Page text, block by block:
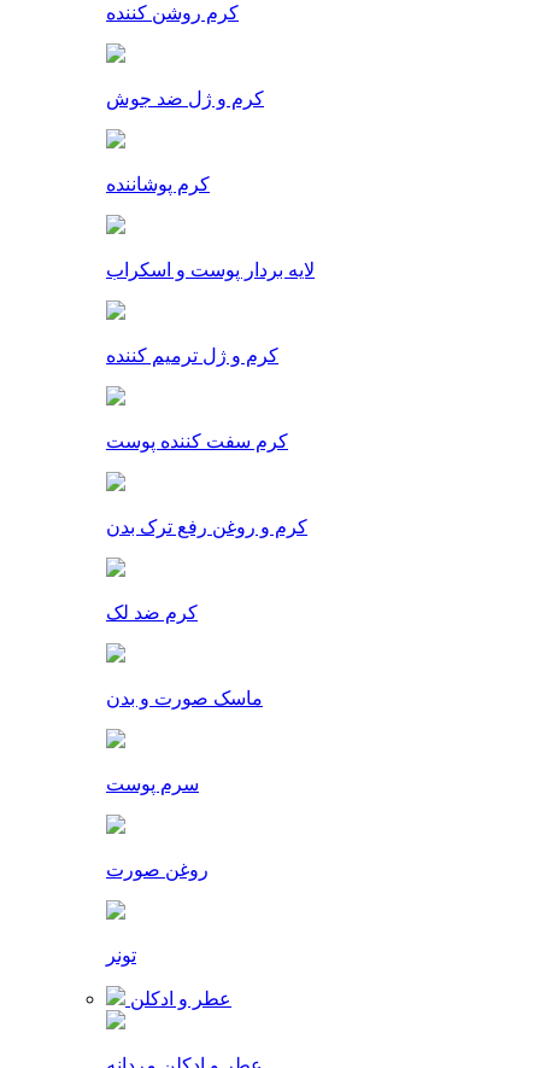
کرم روشن کننده
کرم و ژل ضد جوش
کرم پوشاننده
لایه بردار پوست و اسکراب
کرم و ژل ترمیم کننده
کرم سفت کننده پوست
کرم و روغن رفع ترک بدن
کرم ضد لک
ماسک صورت و بدن
سرم پوست
روغن صورت
تونر
عطر و ادکلن